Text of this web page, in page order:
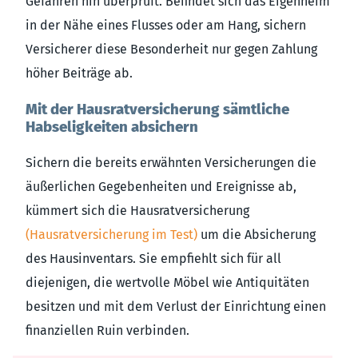
in der Nähe eines Flusses oder am Hang, sichern
Versicherer diese Besonderheit nur gegen Zahlung
höher Beiträge ab.
Mit der Hausratversicherung sämtliche
Habseligkeiten absichern
Sichern die bereits erwähnten Versicherungen die
äußerlichen Gegebenheiten und Ereignisse ab,
kümmert sich die Hausratversicherung
(Hausratversicherung im Test) um die Absicherung
des Hausinventars. Sie empfiehlt sich für all
diejenigen, die wertvolle Möbel wie Antiquitäten
besitzen und mit dem Verlust der Einrichtung einen
finanziellen Ruin verbinden.